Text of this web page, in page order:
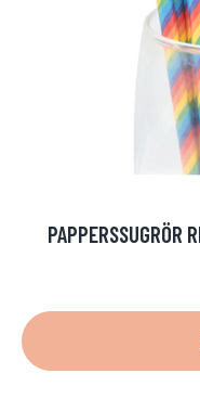
PAPPERSSUGRÖR